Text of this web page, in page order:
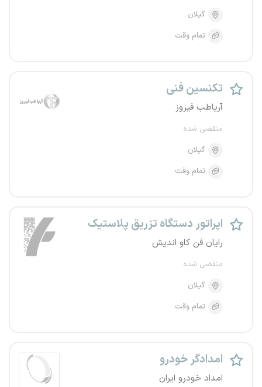
گیلان
تمام وقت
تکنسین فنی
آریاطب فیروز
منقضی شده
گیلان
تمام وقت
اپراتور دستگاه تزریق پلاستیک
رایان فن کاو اندیش
منقضی شده
گیلان
تمام وقت
امدادگر خودرو
امداد خودرو ایران